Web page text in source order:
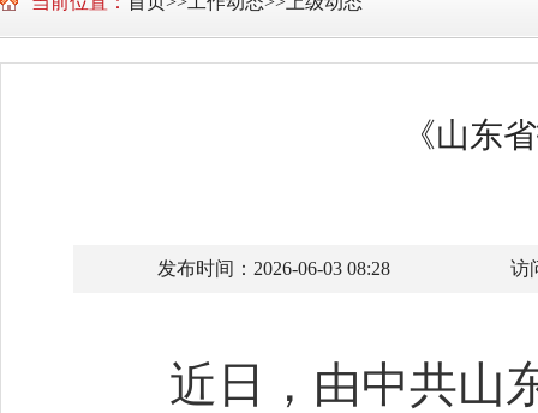
《山东
发布时间：2026-06-03 08:28 访
近日，由中共山东